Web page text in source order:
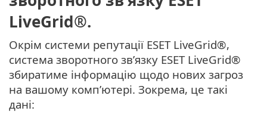
LiveGrid®.
Окрім системи репутації ESET LiveGrid®,
система зворотного зв’язку ESET LiveGrid®
збиратиме інформацію щодо нових загроз
на вашому комп’ютері. Зокрема, це такі
дані: